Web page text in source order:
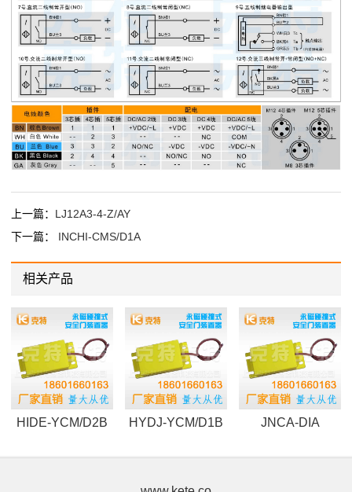
上一篇： LJ12A3-4-Z/AY
下一篇： INCHI-CMS/D1A
相关产品
HIDE-YCM/D2B HYDJ-YCM/D1B JNCA-DIA